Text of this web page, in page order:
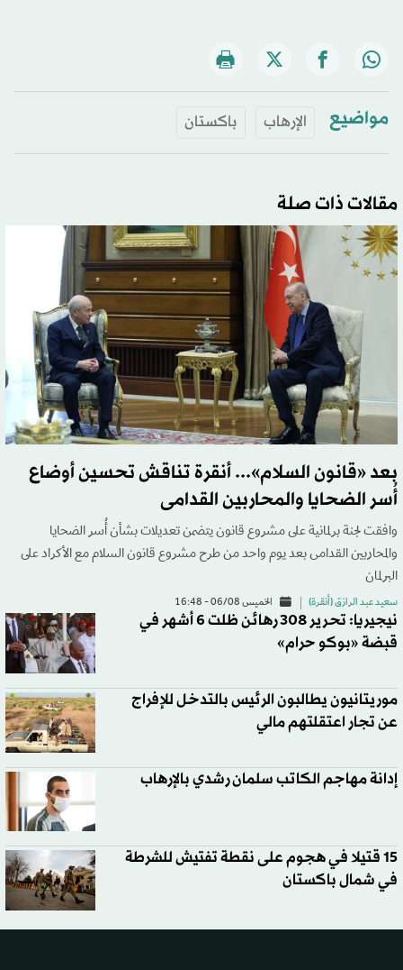
مواضيع الإرهاب باكستان
مقالات ذات صلة
بعد «قانون السلام»... أنقرة تناقش تحسين أوضاع
أُسر الضحايا والمحاربين القدامى
وافقت لجنة برلمانية على مشروع قانون يتضمن تعديلات بشأن أُسر الضحايا
والمحاربين القدامى بعد يوم واحد من طرح مشروع قانون السلام مع الأكراد على
البرلمان
سعيد عبد الرازق (أنقرة) الخميس 06/08 - 16:48
نيجيريا: تحرير 308 رهائن ظلت 6 أشهر في
قبضة «بوكو حرام»
موريتانيون يطالبون الرئيس بالتدخل للإفراج
عن تجار اعتقلتهم مالي
إدانة مهاجم الكاتب سلمان رشدي بالإرهاب
15 قتيلا في هجوم على نقطة تفتيش للشرطة
في شمال باكستان